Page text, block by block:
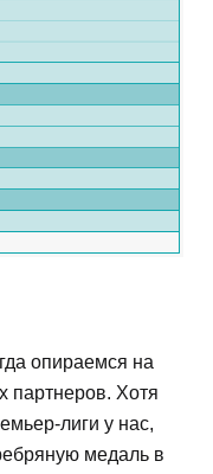
опираемся на
партнеров. Хотя
лиги у нас,
медаль в